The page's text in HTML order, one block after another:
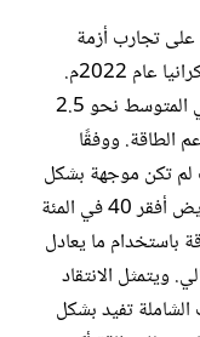
تجارب أزمة
الطاقة التي أعقبت الحرب الروسية على أوكرانيا عام 2022م.
ففي ذلك الوقت، أنفقت الدول الأوروبية في المتوسط نحو 2.5
الطاقة. ووفقًا
لم تكن موجهة بشكل
دقيق. وكان بالإمكان، بحسب تقديراته، تعويض أفقر 40 في المئة
باستخدام ما يعادل
ويتمثل الانتقاد
تفيد بشكل